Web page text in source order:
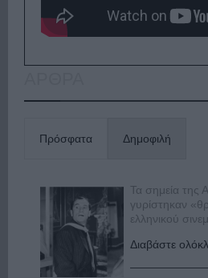
Πρόσφατα Δημοφιλή
Τα σημεία της
γυρίστηκαν
ελληνικού
Διαβάστε